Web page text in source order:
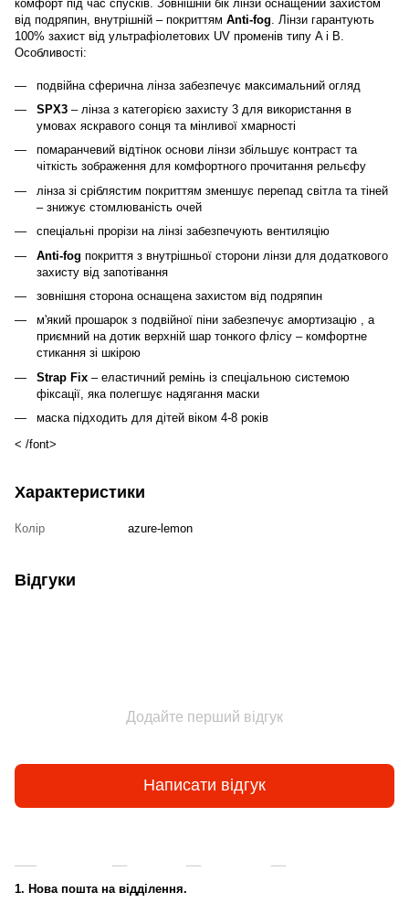
комфорт під час спусків. Зовнішній бік лінзи оснащений захистом
від подряпин, внутрішній – покриттям Anti-fog . Лінзи гарантують
100% захист від ультрафіолетових UV променів типу A і B.
Особливості:
подвійна сферична лінза забезпечує максимальний огляд
SPX3 – лінза з категорією захисту 3 для використання в
умовах яскравого сонця та мінливої хмарності
помаранчевий відтінок основи лінзи збільшує контраст та
чіткість зображення для комфортного прочитання рельєфу
лінза зі сріблястим покриттям зменшує перепад світла та тіней
– знижує стомлюваність очей
спеціальні прорізи на лінзі забезпечують вентиляцію
Anti-fog покриття з внутрішньої сторони лінзи для додаткового
захисту від запотівання
зовнішня сторона оснащена захистом від подряпин
м'який прошарок з подвійної піни забезпечує амортизацію , а
приємний на дотик верхній шар тонкого флісу – комфортне
стикання зі шкірою
Strap Fix – еластичний ремінь із спеціальною системою
фіксації, яка полегшує надягання маски
маска підходить для дітей віком 4-8 років
< /font>
Характеристики
Колір azure-lemon
Відгуки
Додайте перший відгук
Написати відгук
1. Нова пошта на відділення.